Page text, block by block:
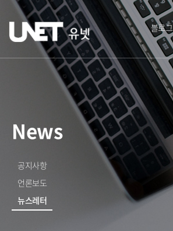
블로그
News
공지사항
언론보도
뉴스레터